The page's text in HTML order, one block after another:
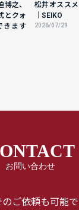
博之、
とクォ
きます
松井オスス
｜SEIKO
2026/07/29
お問い合わせ
ご依頼も可能